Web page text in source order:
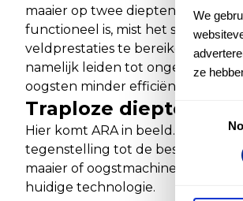
We
ze
maaier op twee diepteniveaus te
functioneel is, mist het soms de
veldprestaties te bereiken.
namelijk leiden tot ongewenste
oogsten minder efficiënt verloopt.
Traploze
Hier komt ARA in beeld. We
tegenstelling tot de bestaande
maaier of oogstmachine zich
huidige technologie.